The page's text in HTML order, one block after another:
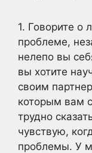
1. Говорите о
проблеме,
нелепо вы
вы хотите
своим
которым вам
трудно
чувствую,
проблемы. У